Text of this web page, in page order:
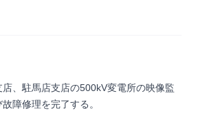
、駐馬店支店の500kV変電所の映像監
障修理を完了する。